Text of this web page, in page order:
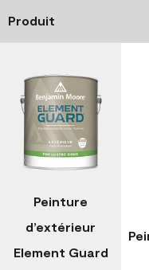
Produit
Peinture
d’extérieur
Element Guard